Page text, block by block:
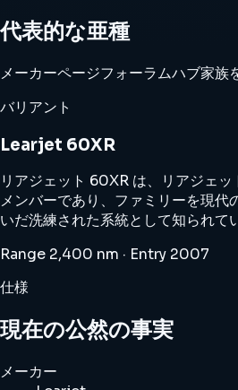
代表的な亜種
メーカーページフォーラムハブ家族
バリアント
Learjet 60XR
リアジェット 60XR は、リアジェ
メンバーであり、ファミリーを現代
いだ洗練された系統として知られて
Range 2,400 nm · Entry 2007
仕様
現在の公然の事実
メーカー